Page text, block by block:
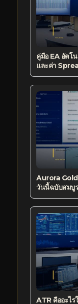
คู่มือ EA อัตโ
และค่า
Aurora Gold
วันนี้ฉบับสมบู
ATR คืออะไร